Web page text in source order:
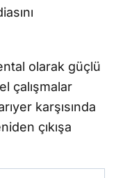
olarak güçlü
çalışmalar
karşısında
çıkışa